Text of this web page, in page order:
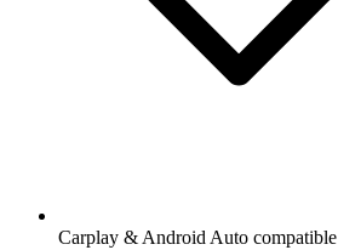
Carplay & Android Auto compatible